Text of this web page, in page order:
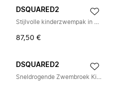
DSQUARED2
Stijlvolle kinderzwempak in Gnawed Blue
87,50 €
DSQUARED2
Sneldrogende Zwembroek Kinderen Zwemkleding